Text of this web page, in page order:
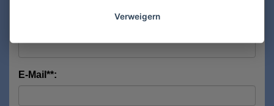
E-Mail**:
Verweigern